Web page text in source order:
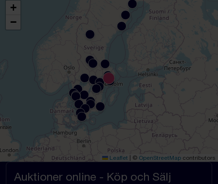
+
−
Leaflet © OpenStreetMap contributors
Auktioner online - Köp och Sälj